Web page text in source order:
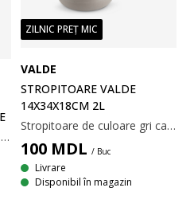
Umbrelă clasică cu spițe din fibră de sticlă și cadru din fier. Dimensiunea compactă o face ușor de depozitat și transportat pentru utilizarea zilnică. Disponibilă pe negru sau verde măsliniu. Ø96x55 cm
ZILNIC PREȚ MIC
VALDE
STROPITOARE VALDE
14X34X18CM 2L
Stropitoare de culoare gri cald, cu o capacitate de 2 litri. Gura sa lungă de scurgere permite udarea ușoară a plantelor din ghivece și jardiniere. l14 x L34 x H18 cm
100 MDL / Buc
Livrare
Disponibil în magazin